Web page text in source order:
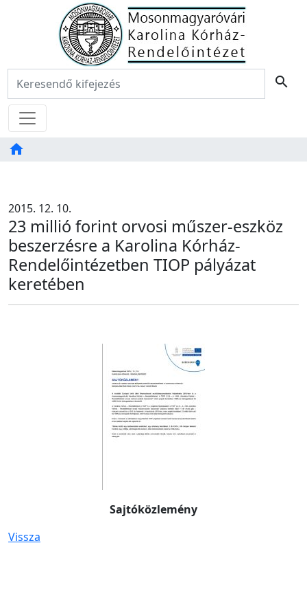
Főoldal
Keresés: search
Menü
home
TAB
2015. 12. 10.
23 millió forint orvosi műszer-eszköz
beszerzésre a Karolina Kórház-
Rendelőintézetben TIOP pályázat
keretében
Sajtóközlemény
Vissza